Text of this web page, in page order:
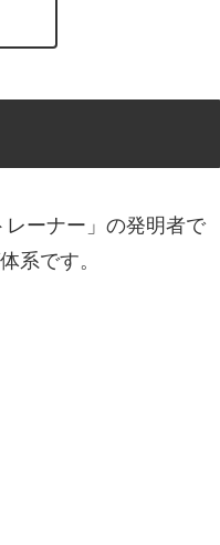
ーナー」の発明者で
系です。